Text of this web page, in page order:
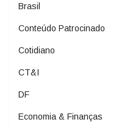
Brasil
Conteúdo Patrocinado
Cotidiano
CT&I
DF
Economia & Finanças